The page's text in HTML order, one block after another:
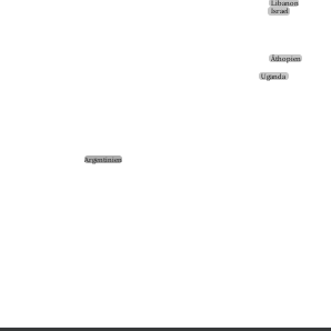
Uganda
Äthopien
Israel
Argentinien
Libanon